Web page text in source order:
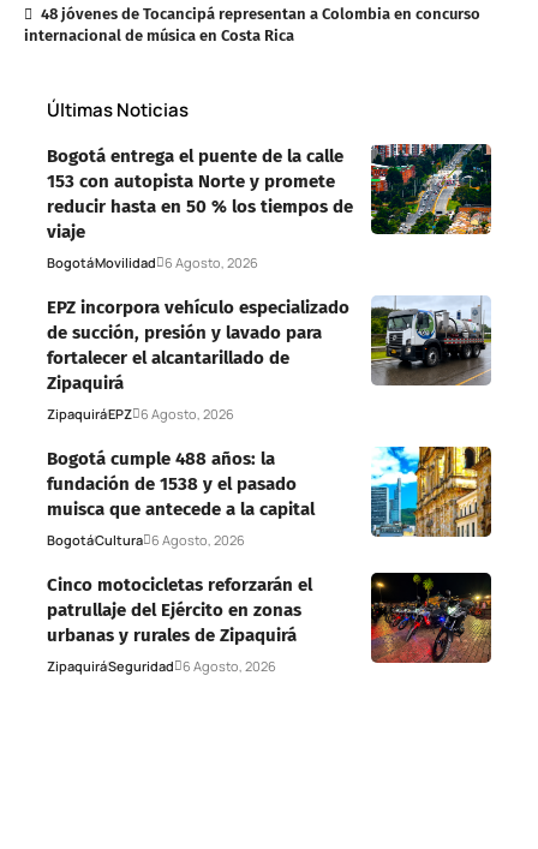
48 jóvenes de Tocancipá representan a Colombia en concurso
internacional de música en Costa Rica
Últimas Noticias
Bogotá entrega el puente de la calle
153 con autopista Norte y promete
reducir hasta en 50 % los tiempos de
viaje
BogotáMovilidad 6 Agosto, 2026
EPZ incorpora vehículo especializado
de succión, presión y lavado para
fortalecer el alcantarillado de
Zipaquirá
ZipaquiráEPZ 6 Agosto, 2026
Bogotá cumple 488 años: la
fundación de 1538 y el pasado
muisca que antecede a la capital
BogotáCultura 6 Agosto, 2026
Cinco motocicletas reforzarán el
patrullaje del Ejército en zonas
urbanas y rurales de Zipaquirá
ZipaquiráSeguridad 6 Agosto, 2026